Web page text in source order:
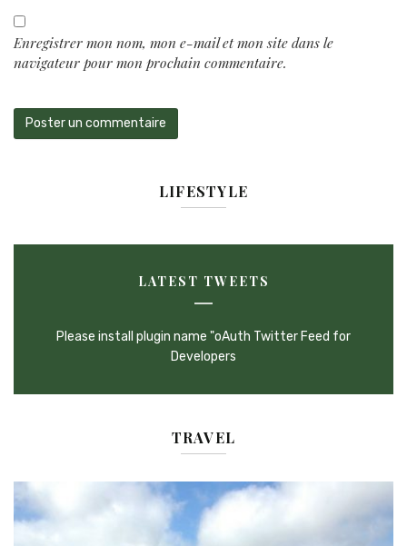
Enregistrer mon nom, mon e-mail et mon site dans le
navigateur pour mon prochain commentaire.
LIFESTYLE
LATEST TWEETS
Please install plugin name "oAuth Twitter Feed for
Developers
TRAVEL